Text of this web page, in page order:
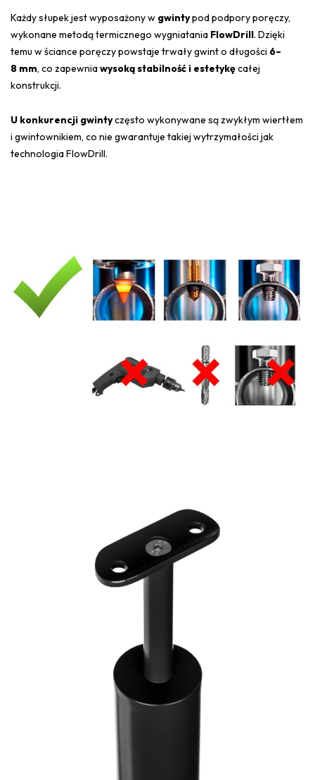
Każdy słupek jest wyposażony w gwintypod podpory poręczy,
wykonane metodą termicznego wygniatania FlowDrill. Dzięki
temu w ściance poręczy powstaje trwały gwint o długości 6–
8 mm, co zapewniawysoką stabilność i estetykęcałej
konstrukcji.
U konkurencji gwintyczęsto wykonywane są zwykłym wiertłem
i gwintownikiem, co nie gwarantuje takiej wytrzymałości jak
technologia FlowDrill.